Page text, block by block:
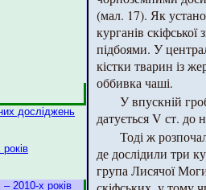
досліджень
2010-х років
(мал. 17). Як
курганів
підбоями. У
кістки тварин із
оббивка чаші.
У впускній
датується V ст. до
Тоді ж
де дослідили три
група Лисячої